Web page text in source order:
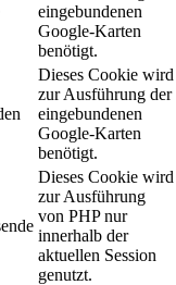
eingebundenen
Google-Karten
benötigt.
Dieses Cookie wird
zur Ausführung der
eingebundenen
Google-Karten
benötigt.
Dieses Cookie wird
zur Ausführung
von PHP nur
innerhalb der
aktuellen Session
genutzt.